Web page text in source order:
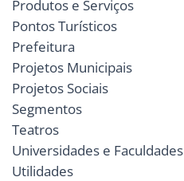
Produtos e Serviços
Pontos Turísticos
Prefeitura
Projetos Municipais
Projetos Sociais
Segmentos
Teatros
Universidades e Faculdades
Utilidades